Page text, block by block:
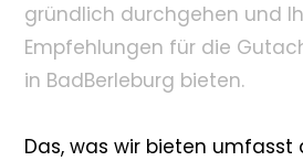
gründlich durchgehen und
Empfehlungen für die
in BadBerleburg bieten.
Das, was wir bieten umfasst